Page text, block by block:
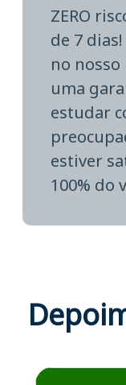
ZERO
de 7
no
uma
estudar
estiver
100% do
Estudante José